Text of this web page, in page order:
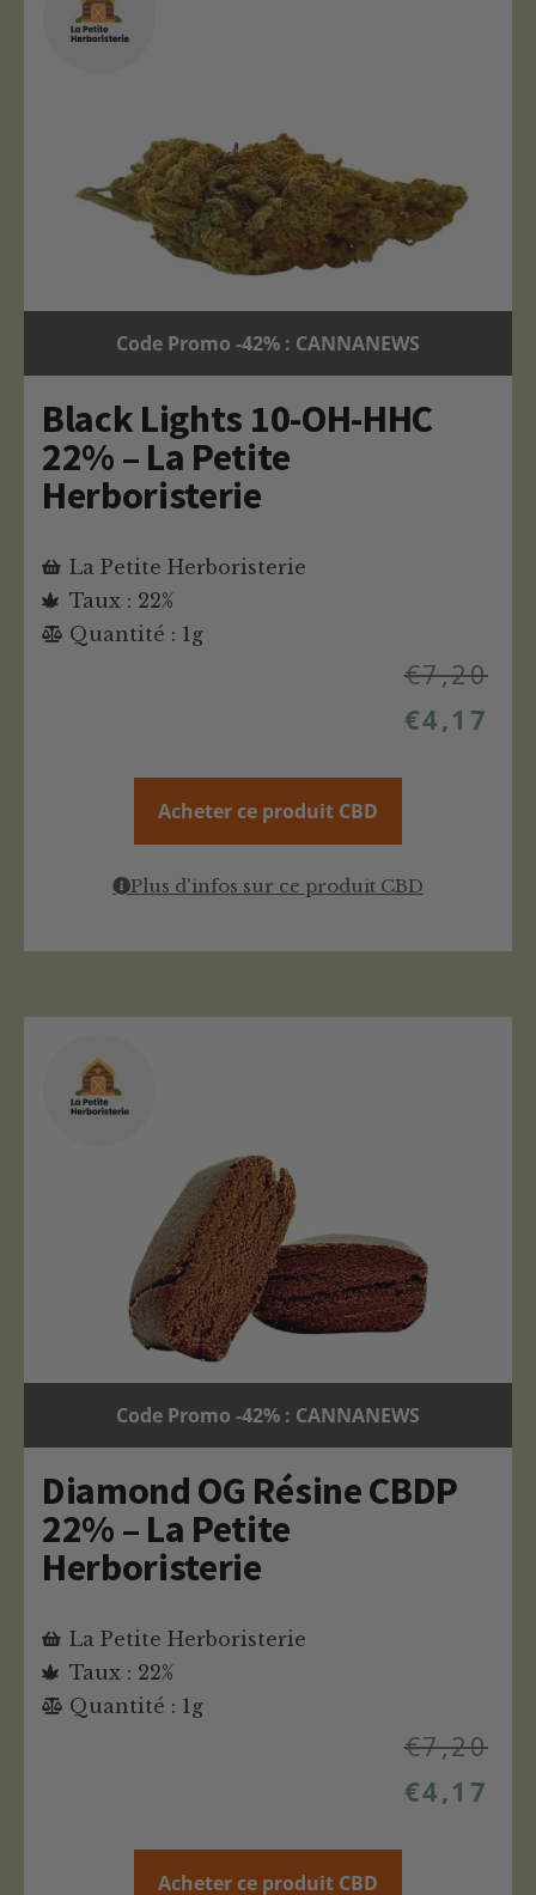
Code Promo -42% : CANNANEWS
Black Lights 10-OH-HHC
22% – La Petite
Herboristerie
La Petite Herboristerie
Taux : 22%
Quantité : 1g
€7,20
€4,17
Acheter ce produit CBD
Plus d'infos sur ce produit CBD
Code Promo -42% : CANNANEWS
Diamond OG Résine CBDP
22% – La Petite
Herboristerie
La Petite Herboristerie
Taux : 22%
Quantité : 1g
€7,20
€4,17
Acheter ce produit CBD